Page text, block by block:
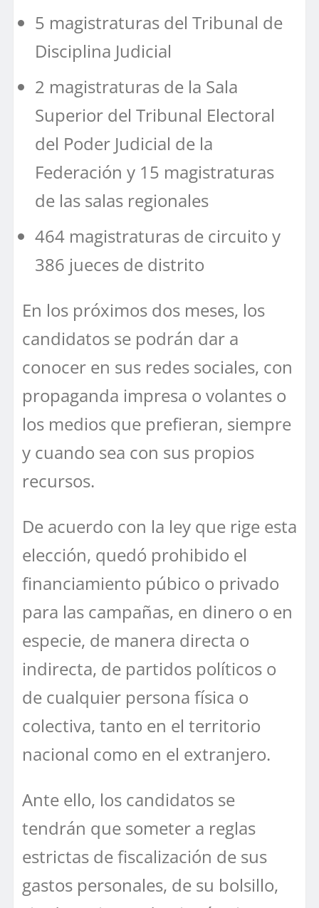
5 magistraturas del Tribunal de
Disciplina Judicial
2 magistraturas de la Sala
Superior del Tribunal Electoral
del Poder Judicial de la
Federación y 15 magistraturas
de las salas regionales
464 magistraturas de circuito y
386 jueces de distrito
En los próximos dos meses, los
candidatos se podrán dar a
conocer en sus redes sociales, con
propaganda impresa o volantes o
los medios que prefieran, siempre
y cuando sea con sus propios
recursos.
De acuerdo con la ley que rige esta
elección, quedó prohibido el
financiamiento púbico o privado
para las campañas, en dinero o en
especie, de manera directa o
indirecta, de partidos políticos o
de cualquier persona física o
colectiva, tanto en el territorio
nacional como en el extranjero.
Ante ello, los candidatos se
tendrán que someter a reglas
estrictas de fiscalización de sus
gastos personales, de su bolsillo,